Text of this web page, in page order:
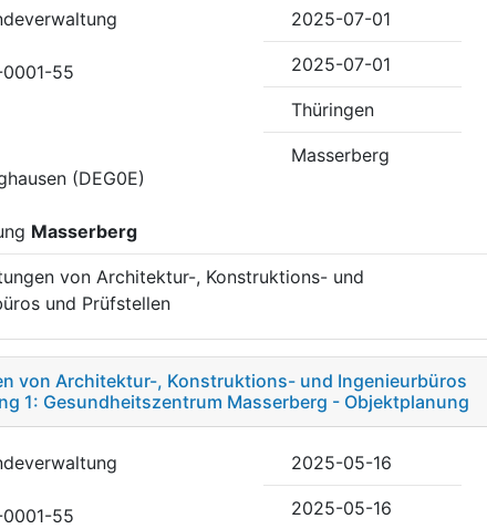
55
(DEG0E)
Masserberg
2025-07-01
2025-07-01
Thüringen
Masserberg
von Architektur-, Konstruktions- und
und Prüfstellen
von Architektur-, Konstruktions- und Ingenieurbüros
1: Gesundheitszentrum Masserberg - Objektplanung
55
2025-05-16
2025-05-16